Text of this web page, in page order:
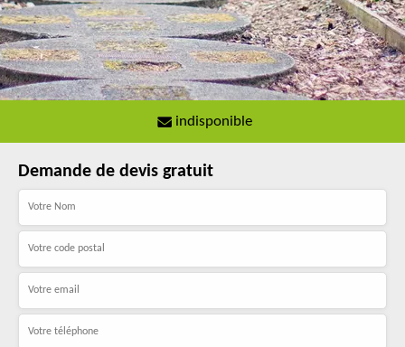
indisponible
Demande de devis gratuit